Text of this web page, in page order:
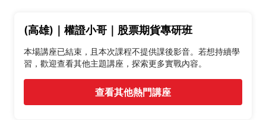
(高雄)｜權證小哥｜股票期貨專研班
本場講座已結束，且本次課程不提供課後影音。若想持續學
習，歡迎查看其他主題講座，探索更多實戰內容。
查看其他熱門講座